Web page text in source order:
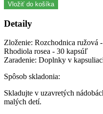
Vložiť do košíka
Detaily
Zloženie: Rozchodnica ružová
Rhodiola rosea - 30 kapsúľ
Zaradenie: Doplnky v
Spôsob skladonia:
Skladujte v uzavretých
malých detí.